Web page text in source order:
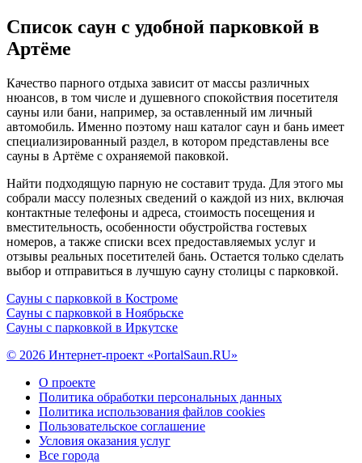
Список саун с удобной парковкой в
Артёме
Качество парного отдыха зависит от массы различных
нюансов, в том числе и душевного спокойствия посетителя
сауны или бани, например, за оставленный им личный
автомобиль. Именно поэтому наш каталог саун и бань имеет
специализированный раздел, в котором представлены все
сауны в Артёме с охраняемой паковкой.
Найти подходящую парную не составит труда. Для этого мы
собрали массу полезных сведений о каждой из них, включая
контактные телефоны и адреса, стоимость посещения и
вместительность, особенности обустройства гостевых
номеров, а также списки всех предоставляемых услуг и
отзывы реальных посетителей бань. Остается только сделать
выбор и отправиться в лучшую сауну столицы с парковкой.
Сауны с парковкой в Костроме
Сауны с парковкой в Ноябрьске
Сауны с парковкой в Иркутске
© 2026 Интернет-проект «PortalSaun.RU»
О проекте
Политика обработки персональных данных
Политика использования файлов cookies
Пользовательское соглашение
Условия оказания услуг
Все города